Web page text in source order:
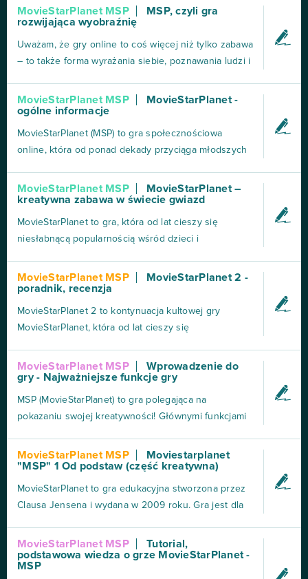
Zdarza się że pakiet się powtórzy ,ale to oczywiste
że moderatorzy MSP nie dadzą rady cały czas
wymyślać nowych pakietów.Ja gram w tą grę już
MovieStarPlanet MSP
MSP, czyli gra
rozwijająca wyobraźnię
Uważam, że gry online to coś więcej niż tylko zabawa
– to także forma wyrażania siebie, poznawania ludzi i
Jedną z takich gier, która od lat cieszy się
popularnością wśród dzieci i młodzieży, jest
MovieStarPlanet, znana też jako MSP. To gra, którą
pami...
MovieStarPlanet MSP
MovieStarPlanet -
ogólne informacje
MovieStarPlanet (MSP) to gra społecznościowa
online, która od ponad dekady przyciąga młodszych
gwiazd filmowych, produkcji filmów, projektowania
artbooków oraz interakcji z innymi użytkownikami.
Zalety MovieStarPlanet 1. Kreatywność i
personalizacjaMS...
MovieStarPlanet MSP
MovieStarPlanet –
kreatywna zabawa w świecie gwiazd
MovieStarPlanet to gra, która od lat cieszy się
niesłabnącą popularnością wśród dzieci i
MSP przyciągnęło miliony użytkowników z całego
świata. To interaktywna gra społecznościowa, w
której gracze wcielają się w rolę aspirującej gwiazdy
filmowej. Już na...
MovieStarPlanet MSP
MovieStarPlanet 2 -
poradnik, recenzja
MovieStarPlanet 2 to kontynuacja kultowej gry
MovieStarPlanet, która od lat cieszy się
drugiej odsłony miała miejsce w 2020 roku, a za jej
stworzenie odpowiada duńskie studio
MovieStarPlanet ApS. Nowa wersja oferuje ulepszoną
grafikę 3D, bardziej zaawan...
MovieStarPlanet MSP
Wprowadzenie do
gry - Najważniejsze funkcje gry
MSP (MovieStarPlanet) to gra polegająca na
pokazaniu swojej kreatywności! Głównymi funkcjami
Artbooks, Projektowanie rzeczy w Design Studio
Granie w minigry, I wiele innych ciekawych
funkcji!Poniżej pokazany jest ekran logowania gry. Po
prawej stroni...
MovieStarPlanet MSP
Moviestarplanet
"MSP" 1 Od podstaw (część kreatywna)
MovieStarPlanet to gra edukacyjna stworzona przez
Clausa Jensena i wydana w 2009 roku. Gra jest dla
Androidzie oraz Windows. Gracze wcielają się w
gwiazdy filmowe tworząc artbooki, kręcąc filmy,
projektując ubrania czy rozmawiając na chatach. Ale
MovieStarPlanet MSP
Tutorial,
podstawowa wiedza o grze MovieStarPlanet -
MSP